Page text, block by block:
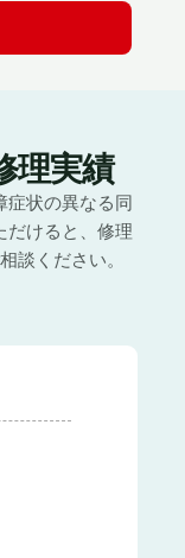
理実績
症状の異なる同
だけると、修理
談ください。